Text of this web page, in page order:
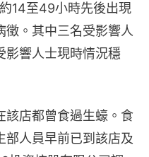
14至49小時先後出現
徵。其中三名受影響人
影響人士現時情況穩
該店都曾食過生蠔。食
部人員早前已到該店及